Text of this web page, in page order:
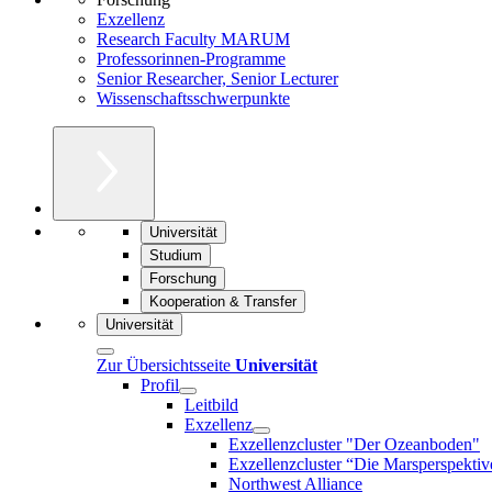
Exzellenz
Research Faculty MARUM
Professorinnen-Programme
Senior Researcher, Senior Lecturer
Wissenschaftsschwerpunkte
Universität
Studium
Forschung
Kooperation & Transfer
Universität
Zur Übersichtsseite Universität
Profil
Leitbild
Exzellenz
Exzellenzcluster "Der Ozeanboden"
Exzellenzcluster “Die
Northwest Alliance